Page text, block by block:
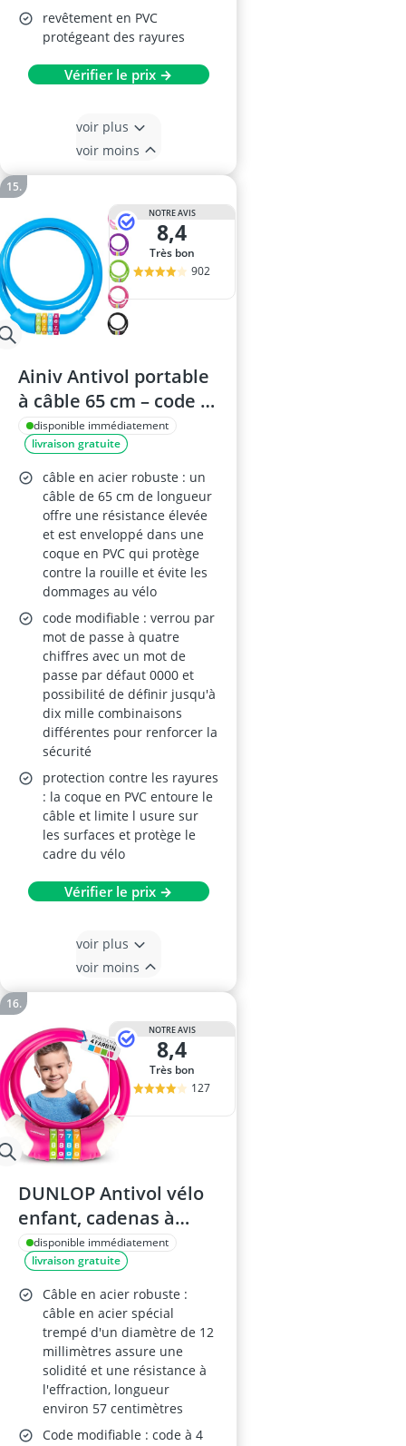
revêtement en PVC
protégeant des rayures
Vérifier le prix →
voir plus
voir moins
NOTRE AVIS
8,4
Très bon
902
Ainiv Antivol portable
à câble 65 cm – code à
4 chiffres,
réinitialisable – Bleu
disponible immédiatement
livraison gratuite
câble en acier robuste : un
câble de 65 cm de longueur
offre une résistance élevée
et est enveloppé dans une
coque en PVC qui protège
contre la rouille et évite les
dommages au vélo
code modifiable : verrou par
mot de passe à quatre
chiffres avec un mot de
passe par défaut 0000 et
possibilité de définir jusqu'à
dix mille combinaisons
différentes pour renforcer la
sécurité
protection contre les rayures
: la coque en PVC entoure le
câble et limite l usure sur
les surfaces et protège le
cadre du vélo
Vérifier le prix →
voir plus
voir moins
NOTRE AVIS
8,4
Très bon
127
DUNLOP Antivol vélo
enfant, cadenas à
combinaison, sécurité
5, rose, 4 couleurs
disponible immédiatement
livraison gratuite
Câble en acier robuste :
câble en acier spécial
trempé d'un diamètre de 12
millimètres assure une
solidité et une résistance à
l'effraction, longueur
environ 57 centimètres
Code modifiable : code à 4